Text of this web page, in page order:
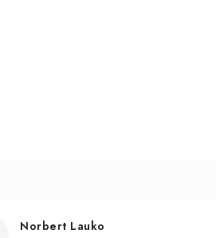
Norbert Lauko